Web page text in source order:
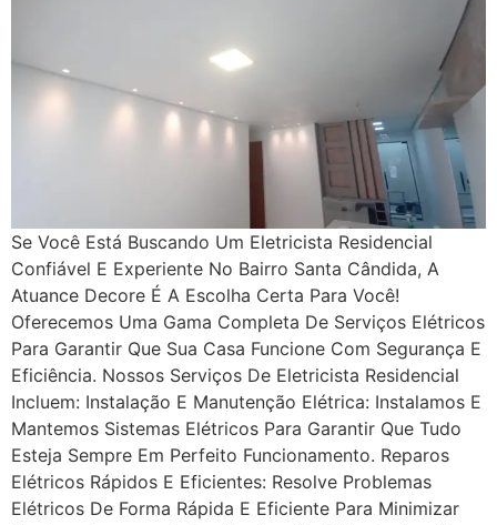
Se Você Está Buscando Um Eletricista Residencial
Confiável E Experiente No Bairro Santa Cândida, A
Atuance Decore É A Escolha Certa Para Você!
Oferecemos Uma Gama Completa De Serviços Elétricos
Para Garantir Que Sua Casa Funcione Com Segurança E
Eficiência. Nossos Serviços De Eletricista Residencial
Incluem: Instalação E Manutenção Elétrica: Instalamos E
Mantemos Sistemas Elétricos Para Garantir Que Tudo
Esteja Sempre Em Perfeito Funcionamento. Reparos
Elétricos Rápidos E Eficientes: Resolve Problemas
Elétricos De Forma Rápida E Eficiente Para Minimizar